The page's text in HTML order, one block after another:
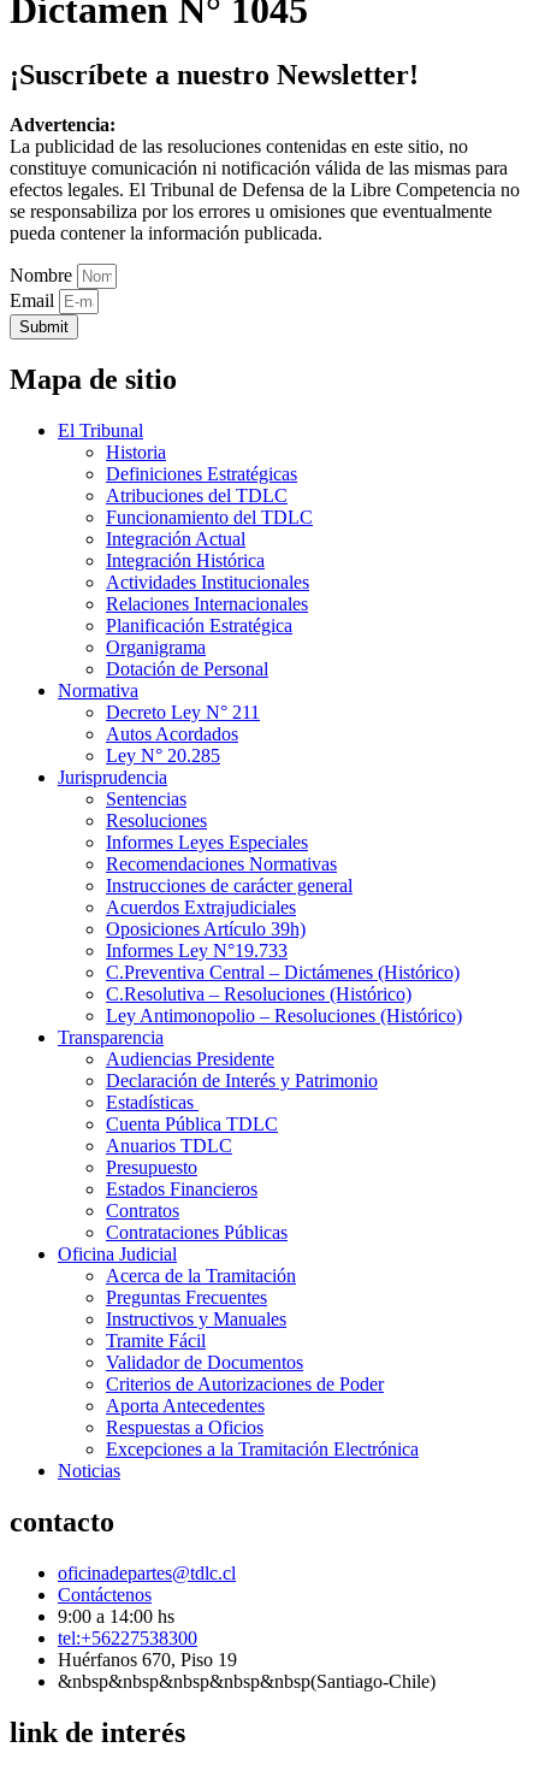
Dictamen N° 1045
¡Suscríbete a nuestro Newsletter!
Advertencia:
La publicidad de las resoluciones contenidas en este sitio, no
constituye comunicación ni notificación válida de las mismas para
efectos legales. El Tribunal de Defensa de la Libre Competencia no
se responsabiliza por los errores u omisiones que eventualmente
pueda contener la información publicada.
Nombre
Email
Submit
Mapa de sitio
El Tribunal
Historia
Definiciones Estratégicas
Atribuciones del TDLC
Funcionamiento del TDLC
Integración Actual
Integración Histórica
Actividades Institucionales
Relaciones Internacionales
Planificación Estratégica
Organigrama
Dotación de Personal
Normativa
Decreto Ley N° 211
Autos Acordados
Ley N° 20.285
Jurisprudencia
Sentencias
Resoluciones
Informes Leyes Especiales
Recomendaciones Normativas
Instrucciones de carácter general
Acuerdos Extrajudiciales
Oposiciones Artículo 39h)
Informes Ley N°19.733
C.Preventiva Central – Dictámenes (Histórico)
C.Resolutiva – Resoluciones (Histórico)
Ley Antimonopolio – Resoluciones (Histórico)
Transparencia
Audiencias Presidente
Declaración de Interés y Patrimonio
Estadísticas
Cuenta Pública TDLC
Anuarios TDLC
Presupuesto
Estados Financieros
Contratos
Contrataciones Públicas
Oficina Judicial
Acerca de la Tramitación
Preguntas Frecuentes
Instructivos y Manuales
Tramite Fácil
Validador de Documentos
Criterios de Autorizaciones de Poder
Aporta Antecedentes
Respuestas a Oficios
Excepciones a la Tramitación Electrónica
Noticias
contacto
oficinadepartes@tdlc.cl
Contáctenos
9:00 a 14:00 hs
tel:+56227538300
Huérfanos 670, Piso 19
&nbsp&nbsp&nbsp&nbsp&nbsp(Santiago-Chile)
link de interés